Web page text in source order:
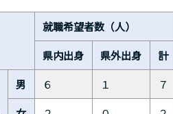
就職希望者数（人）
県内出身
県外出身 計
男 ６ １ ７